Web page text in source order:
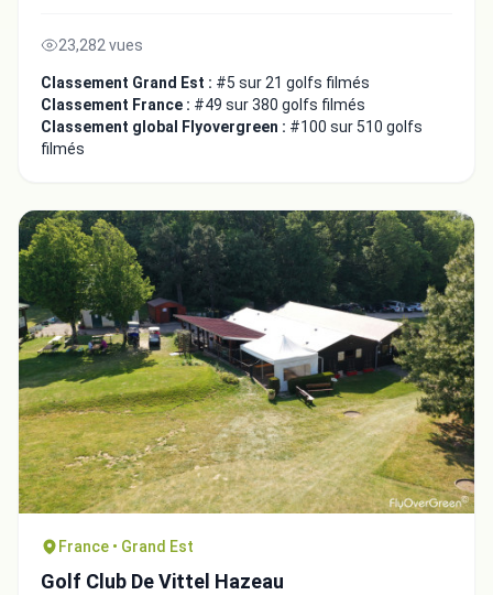
23,282 vues
Classement Grand Est : #5 sur 21 golfs filmés
Classement France : #49 sur 380 golfs filmés
Classement global Flyovergreen : #100 sur 510 golfs
filmés
France • Grand Est
Golf Club De Vittel Hazeau